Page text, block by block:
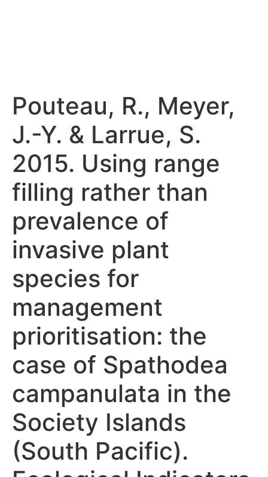
Pouteau, R., Meyer,
J.-Y. & Larrue, S.
2015. Using range
filling rather than
prevalence of
invasive plant
species for
management
prioritisation: the
case of Spathodea
campanulata in the
Society Islands
(South Pacific).